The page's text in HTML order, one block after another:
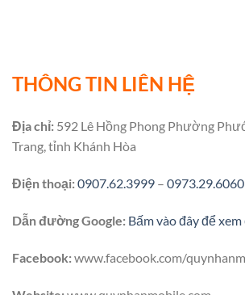
THÔNG TIN LIÊN HỆ
Địa chỉ: 592 Lê Hồng Phong Phường
Trang, tỉnh Khánh Hòa
Điện thoại:0907.62.3999 – 0973.29.6060
Dẫn đường Google: Bấm vào đây để
Facebook:www.facebook.com/